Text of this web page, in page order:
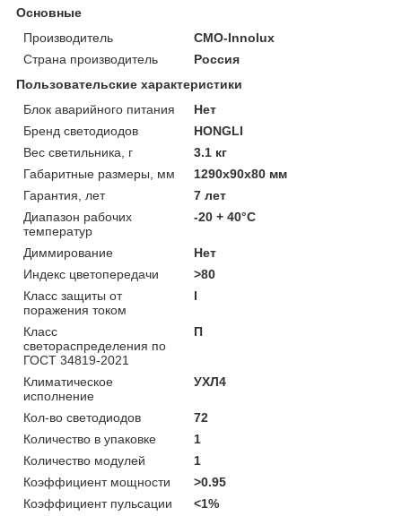
Основные
Производитель
CMO-Innolux
Страна производитель
Россия
Пользовательские характеристики
Блок аварийного питания
Нет
Бренд светодиодов
HONGLI
Вес светильника, г
3.1 кг
Габаритные размеры, мм
1290х90х80 мм
Гарантия, лет
7 лет
Диапазон рабочих
температур
-20 + 40°C
Диммирование
Нет
Индекс цветопередачи
>80
Класс защиты от
поражения током
I
Класс
светораспределения по
ГОСТ 34819-2021
П
Климатическое
исполнение
УХЛ4
Кол-во светодиодов
72
Количество в упаковке
1
Количество модулей
1
Коэффициент мощности
>0.95
Коэффициент пульсации
<1%